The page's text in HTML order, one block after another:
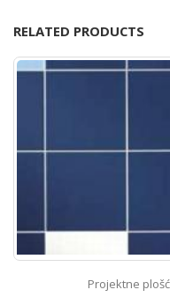
RELATED PRODUCTS
Projektne